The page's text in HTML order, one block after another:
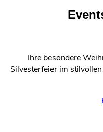
Ihre besondere
Silvesterfeier im